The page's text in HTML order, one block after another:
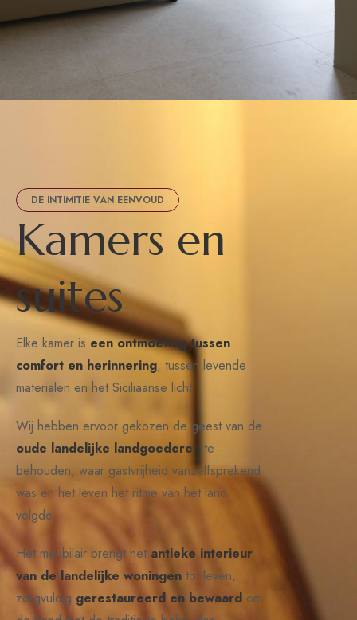
DE INTIMITIE VAN EENVOUD
Kamers en
suites
Elke kamer is een ontmoeting tussen
comfort en herinnering, tussen levende
materialen en het Siciliaanse licht.
Wij hebben ervoor gekozen de geest van de
oude landelijke landgoederen te
behouden, waar gastvrijheid vanzelfsprekend
was en het leven het ritme van het land
volgde.
Het meubilair brengt het antieke interieur
van de landelijke woningen tot leven,
zorgvuldig gerestaureerd en bewaard om